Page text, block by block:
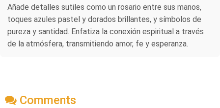
Añade detalles sutiles como un rosario entre sus manos,
toques azules pastel y dorados brillantes, y símbolos de
pureza y santidad. Enfatiza la conexión espiritual a través
de la atmósfera, transmitiendo amor, fe y esperanza.
Comments